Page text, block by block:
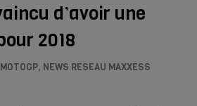
d’avoir une
2018
MOTOGP, NEWS RESEAU MAXXESS